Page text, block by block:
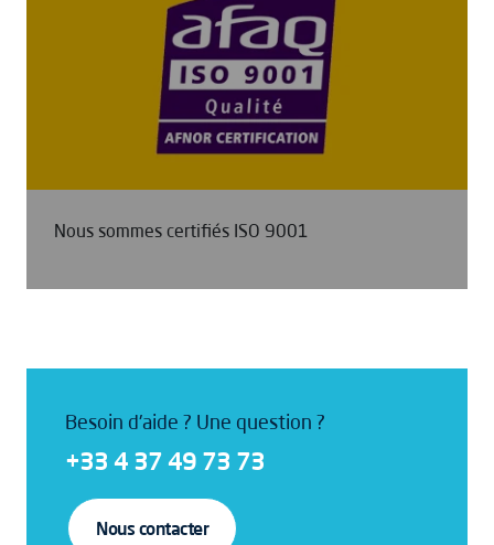
Nous sommes certifiés ISO 9001
Besoin d'aide ? Une question ?
+33 4 37 49 73 73
Nous contacter